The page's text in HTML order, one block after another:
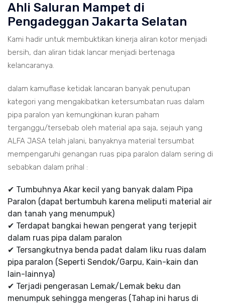
Ahli Saluran Mampet di
Pengadeggan Jakarta Selatan
Kami hadir untuk membuktikan kinerja aliran kotor menjadi
bersih, dan aliran tidak lancar menjadi bertenaga
kelancaranya.
dalam kamuflase ketidak lancaran banyak penutupan
kategori yang mengakibatkan ketersumbatan ruas dalam
pipa paralon yan kemungkinan kuran paham
terganggu/tersebab oleh material apa saja, sejauh yang
ALFA JASA telah jalani, banyaknya material tersumbat
mempengaruhi genangan ruas pipa paralon dalam sering di
sebabkan dalam prihal :
✔ Tumbuhnya Akar kecil yang banyak dalam Pipa
Paralon (dapat bertumbuh karena meliputi material air
dan tanah yang menumpuk)
✔ Terdapat bangkai hewan pengerat yang terjepit
dalam ruas pipa dalam paralon
✔ Tersangkutnya benda padat dalam liku ruas dalam
pipa paralon (Seperti Sendok/Garpu, Kain-kain dan
lain-lainnya)
✔ Terjadi pengerasan Lemak/Lemak beku dan
menumpuk sehingga mengeras (Tahap ini harus di